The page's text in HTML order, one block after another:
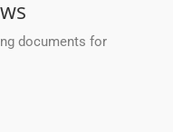
documents for